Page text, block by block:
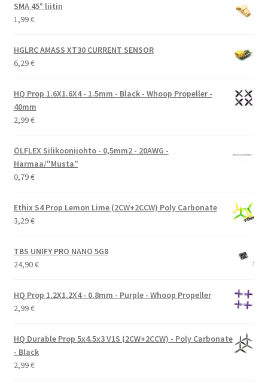
SMA 45° liitin
1,99€
HGLRC AMASS XT30 CURRENT SENSOR
6,29€
HQ Prop 1.6X1.6X4 - 1.5mm - Black - Whoop Propeller -
40mm
2,99€
ÖLFLEX Silikoonijohto - 0,5mm2 - 20AWG -
Harmaa/"Musta"
0,79€
Ethix S4 Prop Lemon Lime (2CW+2CCW) Poly Carbonate
3,29€
TBS UNIFY PRO NANO 5G8
24,90€
HQ Prop 1.2X1.2X4 - 0.8mm - Purple - Whoop Propeller
2,99€
HQ Durable Prop 5x4.5x3 V1S (2CW+2CCW) - Poly Carbonate
- Black
2,99€